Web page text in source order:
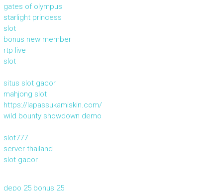
gates of olympus
starlight princess
slot
bonus new member
rtp live
slot
situs slot gacor
mahjong slot
https://lapassukamiskin.com/
wild bounty showdown demo
slot777
server thailand
slot gacor
depo 25 bonus 25